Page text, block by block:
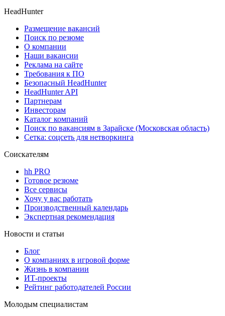
HeadHunter
Размещение вакансий
Поиск по резюме
О компании
Наши вакансии
Реклама на сайте
Требования к ПО
Безопасный HeadHunter
HeadHunter API
Партнерам
Инвесторам
Каталог компаний
Поиск по вакансиям в Зарайске (Московская область)
Сетка: соцсеть для нетворкинга
Соискателям
hh PRO
Готовое резюме
Все сервисы
Хочу у вас работать
Производственный календарь
Экспертная рекомендация
Новости и статьи
Блог
О компаниях в игровой форме
Жизнь в компании
ИТ-проекты
Рейтинг работодателей России
Молодым специалистам